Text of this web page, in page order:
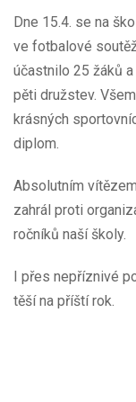
Dne 15.4. se na
ve fotbalové
účastnilo 25 žáků
pěti družstev.
krásných
diplom.
Absolutním
zahrál proti
ročníků naší školy.
I přes nepříznivé
těší na příští rok.